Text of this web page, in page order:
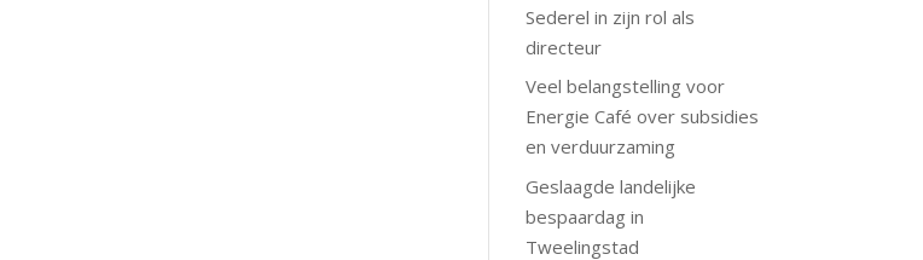
Sederel in zijn rol als
directeur
Veel belangstelling voor
Energie Café over subsidies
en verduurzaming
Geslaagde landelijke
bespaardag in
Tweelingstad